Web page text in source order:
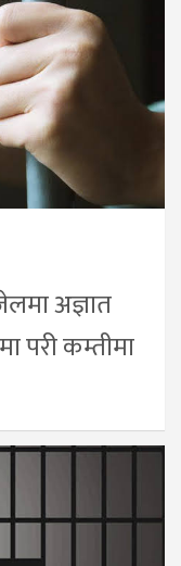
अज्ञात
परी कम्तीमा